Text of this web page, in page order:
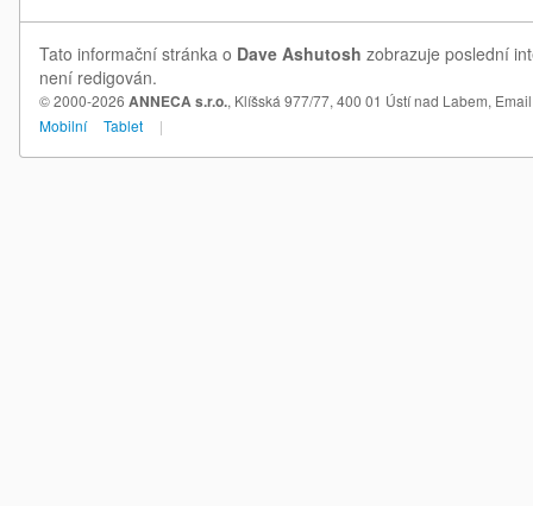
Tato informační stránka o Dave Ashutosh zobrazuje poslední
není redigován.
© 2000-2026 ANNECA s.r.o., Klíšská 977/77, 400 01 Ústí nad Labem,
Mobilní
Tablet |